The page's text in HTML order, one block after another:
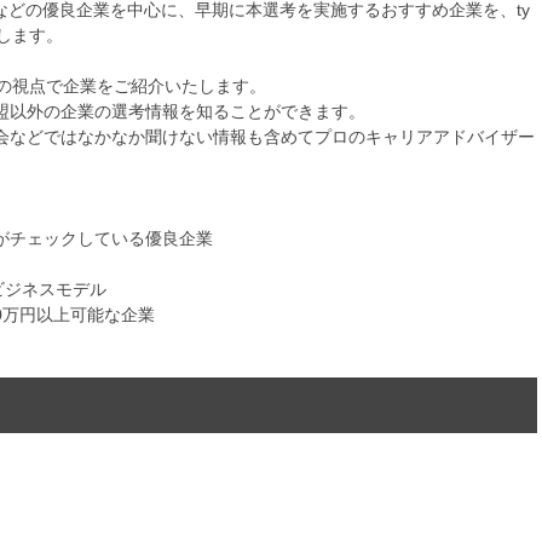
の優良企業を中心に、早期に本選考を実施するおすすめ企業を、ty
す。
点で企業をご紹介いたします。
外の企業の選考情報を知ることができます。
どではなかなか聞けない情報も含めてプロのキャリアアドバイザー
チェックしている優良企業
ジネスモデル
円以上可能な企業